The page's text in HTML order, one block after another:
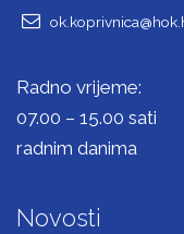
Radno vrijeme:
07.00 – 15.00 sati
radnim danima
Novosti